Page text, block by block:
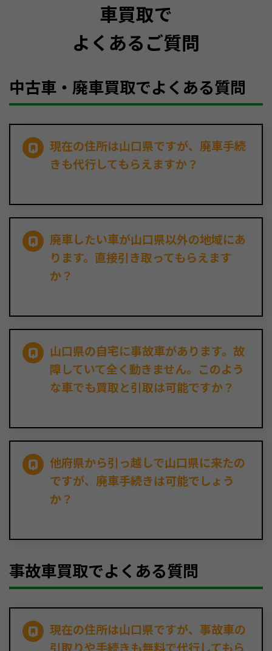
車買取で
よくあるご質問
中古車・廃車買取でよくある質問
現在の住所は山口県ですが、廃車手続
きも代行してもらえますか？
廃車したい車が山口県以外の地域にあ
ります。直接引き取ってもらえます
か？
山口県の自宅に事故車があります。故
障していて全く動きません。このよう
な車でも買取と引取は可能ですか？
他府県から引っ越しで山口県に来たの
ですが、廃車手続きは可能でしょう
か？
事故車買取でよくある質問
現在の住所は山口県ですが、事故車の